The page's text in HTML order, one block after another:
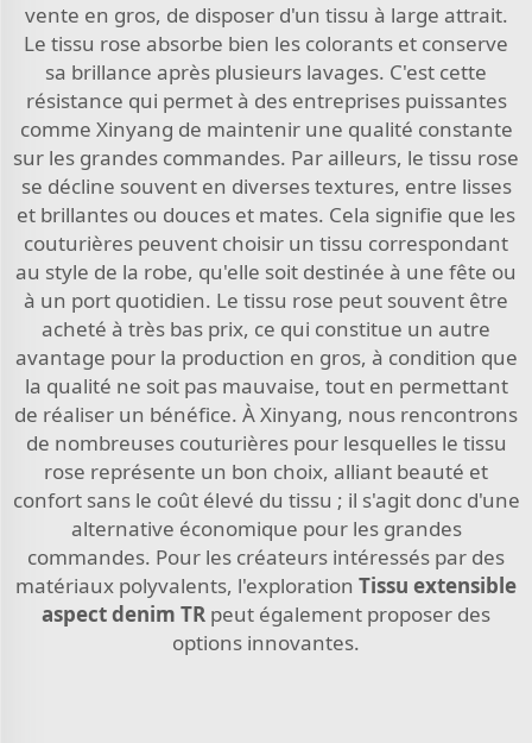
vente en gros, de disposer d'un tissu à large attrait.
Le tissu rose absorbe bien les colorants et conserve
sa brillance après plusieurs lavages. C'est cette
résistance qui permet à des entreprises puissantes
comme Xinyang de maintenir une qualité constante
sur les grandes commandes. Par ailleurs, le tissu rose
se décline souvent en diverses textures, entre lisses
et brillantes ou douces et mates. Cela signifie que les
couturières peuvent choisir un tissu correspondant
au style de la robe, qu'elle soit destinée à une fête ou
à un port quotidien. Le tissu rose peut souvent être
acheté à très bas prix, ce qui constitue un autre
avantage pour la production en gros, à condition que
la qualité ne soit pas mauvaise, tout en permettant
de réaliser un bénéfice. À Xinyang, nous rencontrons
de nombreuses couturières pour lesquelles le tissu
rose représente un bon choix, alliant beauté et
confort sans le coût élevé du tissu ; il s'agit donc d'une
alternative économique pour les grandes
commandes. Pour les créateurs intéressés par des
matériaux polyvalents, l'exploration Tissu extensible
aspect denim TR peut également proposer des
options innovantes.